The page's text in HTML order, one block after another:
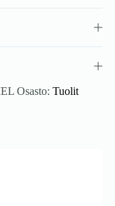
Osasto: Tuolit